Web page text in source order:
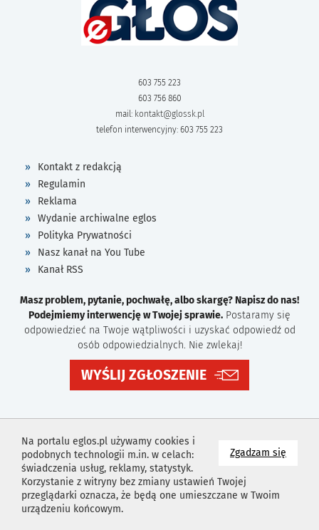
Zgadzam się
Na portalu eglos.pl używamy cookies i
podobnych technologii m.in. w celach:
świadczenia usług, reklamy, statystyk.
Korzystanie z witryny bez zmiany ustawień Twojej
przeglądarki oznacza, że będą one umieszczane w Twoim
urządzeniu końcowym.
603 755 223
603 756 860
mail: kontakt@glossk.pl
telefon interwencyjny: 603 755 223
Kontakt z redakcją
Regulamin
Reklama
Wydanie archiwalne eglos
Polityka Prywatności
Nasz kanał na You Tube
Kanał RSS
Masz problem, pytanie, pochwałę, albo skargę? Napisz do nas!
Podejmiemy interwencję w Twojej sprawie. Postaramy się
odpowiedzieć na Twoje wątpliwości i uzyskać odpowiedź od
osób odpowiedzialnych. Nie zwlekaj!
WYŚLIJ ZGŁOSZENIE
Projekt i wykonanie